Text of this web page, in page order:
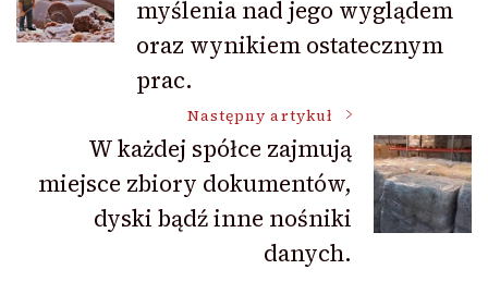
myślenia nad jego wyglądem
oraz wynikiem ostatecznym
prac.
Następny artykuł
W każdej spółce zajmują
miejsce zbiory dokumentów,
dyski bądź inne nośniki
danych.